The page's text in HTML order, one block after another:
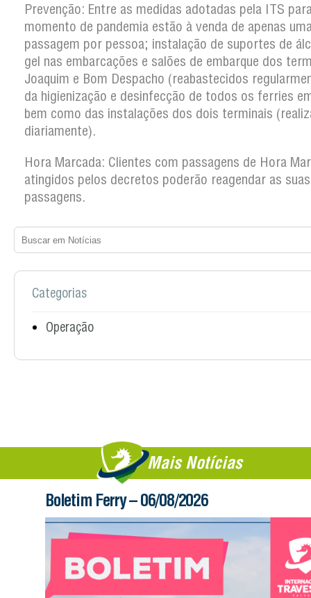
Prevenção: Entre as medidas adotadas pela ITS
momento de pandemia estão à venda de apenas
passagem por pessoa; instalação de suportes de
gel nas embarcações e salões de embarque dos
Joaquim e Bom Despacho (reabastecidos
da higienização e desinfecção de todos os ferries
bem como das instalações dos dois terminais
diariamente).
Hora Marcada: Clientes com passagens de Hora
atingidos pelos decretos poderão reagendar as suas
passagens.
Categorias
Operação
Mais Notícias
Boletim Ferry – 06/08/2026